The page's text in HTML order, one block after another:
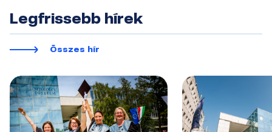
Legfrissebb hírek
Összes hír